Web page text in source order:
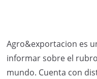
Agro&exportacion es
informar sobre el
mundo. Cuenta con